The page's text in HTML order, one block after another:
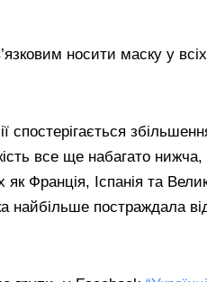
носити маску у
спостерігається
все ще набагато
Франція, Іспанія та
постраждала від